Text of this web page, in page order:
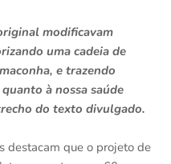
modificavam
uma cadeia de
e trazendo
à nossa saúde
do texto divulgado.
destacam que o projeto de